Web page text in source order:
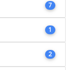
7
1
2